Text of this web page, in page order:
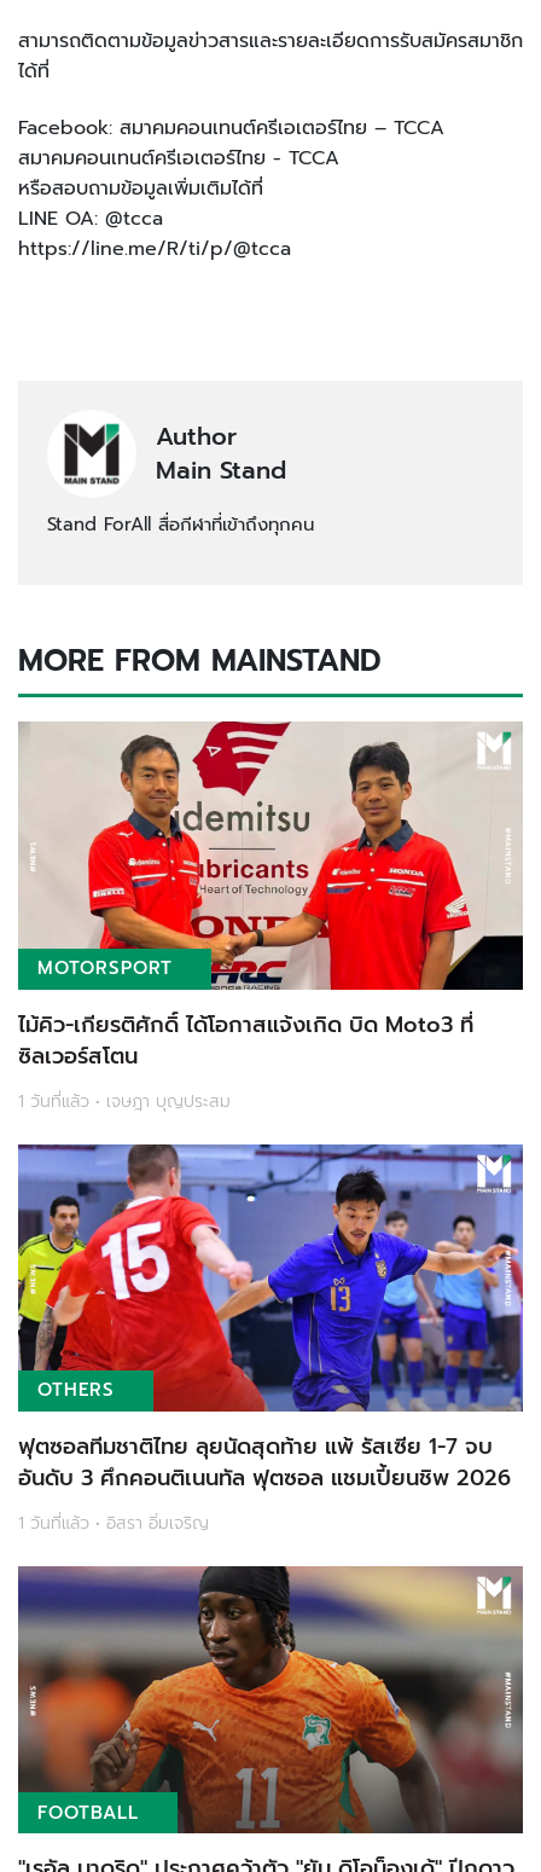
สามารถติดตามข้อมูลข่าวสารและรายละเอียดการรับสมัครสมาชิก
ได้ที่
Facebook: สมาคมคอนเทนต์ครีเอเตอร์ไทย – TCCA
สมาคมคอนเทนต์ครีเอเตอร์ไทย - TCCA
หรือสอบถามข้อมูลเพิ่มเติมได้ที่
LINE OA: @tcca
https://line.me/R/ti/p/@tcca
Author
Main Stand
Stand ForAll สื่อกีฬาที่เข้าถึงทุกคน
MORE FROM MAINSTAND
MOTORSPORT
ไม้คิว-เกียรติศักดิ์ ได้โอกาสแจ้งเกิด บิด Moto3 ที่
ซิลเวอร์สโตน
1 วันที่แล้ว • เจษฎา บุญประสม
OTHERS
ฟุตซอลทีมชาติไทย ลุยนัดสุดท้าย แพ้ รัสเซีย 1-7 จบ
อันดับ 3 ศึกคอนติเนนทัล ฟุตซอล แชมเปี้ยนชิพ 2026
1 วันที่แล้ว • อิสรา อิ่มเจริญ
FOOTBALL